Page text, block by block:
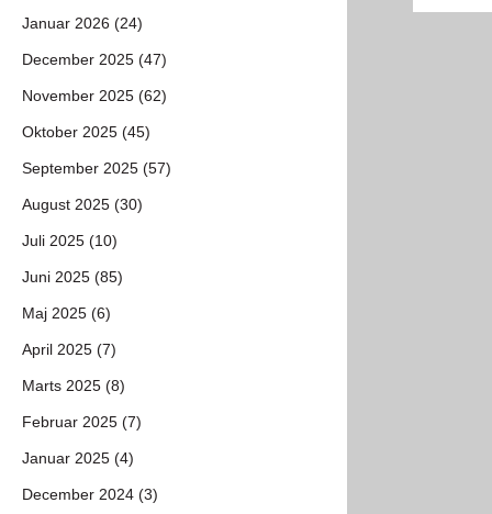
Januar 2026 (24)
December 2025 (47)
November 2025 (62)
Oktober 2025 (45)
September 2025 (57)
August 2025 (30)
Juli 2025 (10)
Juni 2025 (85)
Maj 2025 (6)
April 2025 (7)
Marts 2025 (8)
Februar 2025 (7)
Januar 2025 (4)
December 2024 (3)